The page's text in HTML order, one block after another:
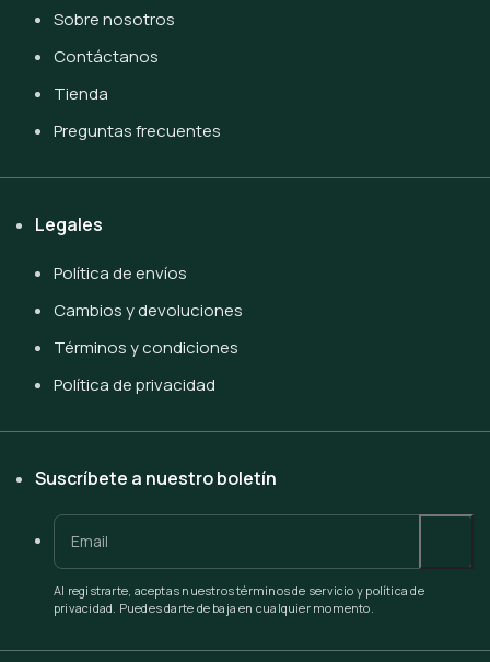
Sobre nosotros
Contáctanos
Tienda
Preguntas frecuentes
Legales
Política de envíos
Cambios y devoluciones
Términos y condiciones
Política de privacidad
Suscríbete a nuestro boletín
Al registrarte, aceptas nuestros términos de servicio y política de
privacidad. Puedes darte de baja en cualquier momento.